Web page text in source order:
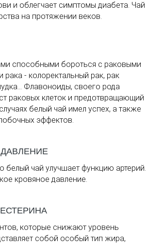
и облегчает симптомы диабета. Чай
на протяжении веков.
способными бороться с раковыми
рака - колоректальный рак, рак
Флавоноиды, своего рода
раковых клеток и предотвращающий
белый чай имел успех, а также
эффектов.
белый чай улучшает функцию артерий.
кровяное давление.
которые снижают уровень
собой особый тип жира,